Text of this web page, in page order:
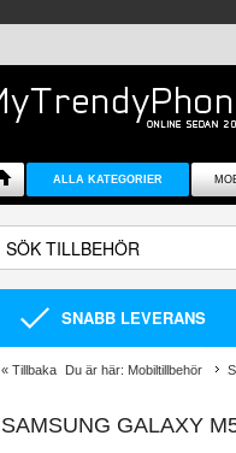
ALLA KATEGORIER
SNABB LEVERANS
« Tillbaka Du är här: Mobiltillbehör
SAMSUNG GALAXY